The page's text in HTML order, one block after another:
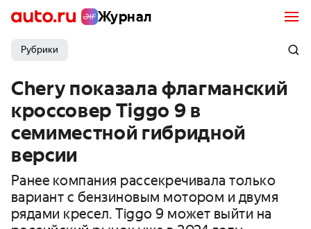
Журнал
Рубрики
Chery показала флагманский
кроссовер Tiggo 9 в
семиместной гибридной
версии
Ранее компания рассекречивала только
вариант с бензиновым мотором и двумя
рядами кресел. Tiggo 9 может выйти на